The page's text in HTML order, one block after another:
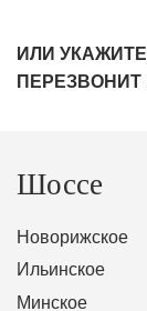
ИЛИ
ПЕРЕЗВОНИТ
Шоссе
Новорижское
Ильинское
Минское